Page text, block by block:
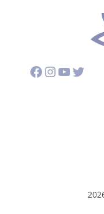
Facebook
Instagram